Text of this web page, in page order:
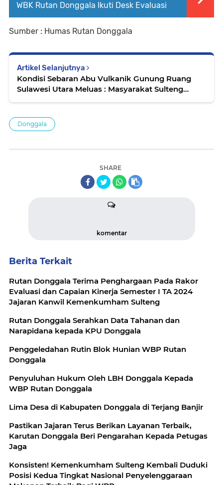
WBK Rutan Donggala Ikuti Desk Evaluasi
Sumber : Humas Rutan Donggala
Artikel Selanjutnya
Kondisi Sebaran Abu Vulkanik Gunung Ruang
Sulawesi Utara Meluas : Masyarakat Sulteng
Donggala
SHARE
komentar
Berita Terkait
Rutan Donggala Terima Penghargaan Pada Rakor
Evaluasi dan Capaian Kinerja Semester I TA 2024
Jajaran Kanwil Kemenkumham Sulteng
Rutan Donggala Serahkan Data Tahanan dan
Narapidana kepada KPU Donggala
Penggeledahan Rutin Blok Hunian WBP Rutan
Donggala
Penyuluhan Hukum Oleh LBH Donggala Kepada
WBP Rutan Donggala
Lima Desa di Kabupaten Donggala di Terjang Banjir
Pastikan Jajaran Terus Berikan Layanan Terbaik,
Karutan Donggala Beri Pengarahan Kepada Petugas
Jaga
Konsisten! Kemenkumham Sulteng Kembali Duduki
Posisi Kedua Tingkat Nasional Penyelenggaraan